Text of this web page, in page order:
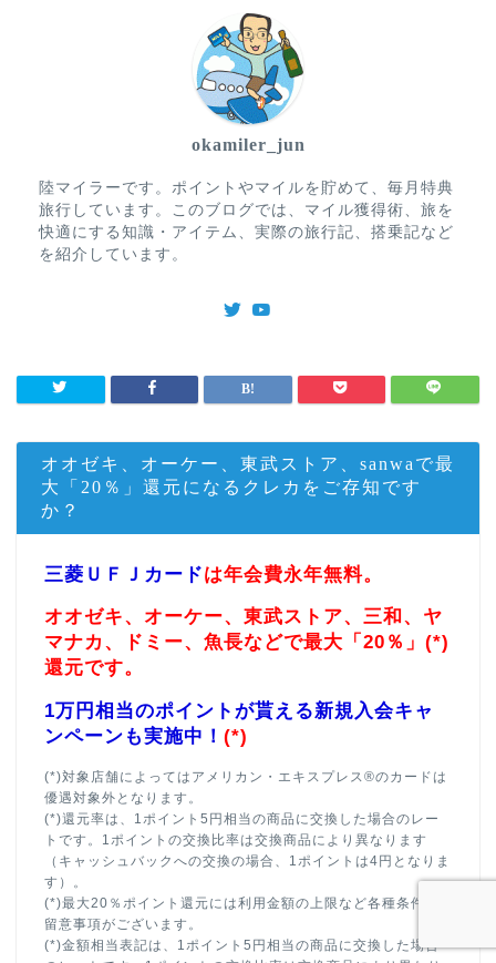
okamiler_jun
陸マイラーです。ポイントやマイルを貯めて、毎月特典
旅行しています。このブログでは、マイル獲得術、旅を
快適にする知識・アイテム、実際の旅行記、搭乗記など
を紹介しています。
オオゼキ、オーケー、東武ストア、sanwaで最
大「20％」還元になるクレカをご存知です
か？
三菱ＵＦＪカードは年会費永年無料。
オオゼキ、オーケー、東武ストア、三和、ヤ
マナカ、ドミー、魚長などで最大「20％」(*)
還元です。
1万円相当のポイントが貰える新規入会キャ
ンペーンも実施中！ (*)
(*)対象店舗によってはアメリカン・エキスプレス®のカードは
優遇対象外となります。
(*)還元率は、1ポイント5円相当の商品に交換した場合のレー
トです。1ポイントの交換比率は交換商品により異なります
（キャッシュバックへの交換の場合、1ポイントは4円となりま
す）。
(*)最大20％ポイント還元には利用金額の上限など各種条件・
留意事項がございます。
(*)金額相当表記は、1ポイント5円相当の商品に交換した場合